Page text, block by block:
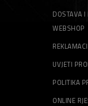
DOSTAVA
WEBSHOP
UVJETI
POLITIKA
ONLINE